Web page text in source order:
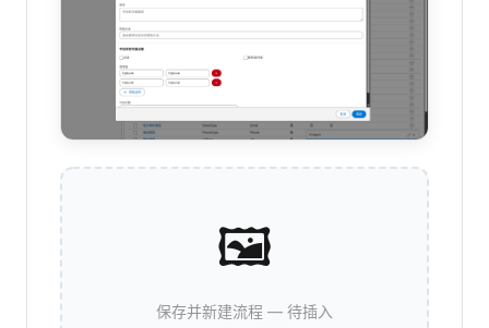
🖼️
保存并新建流程 — 待插入